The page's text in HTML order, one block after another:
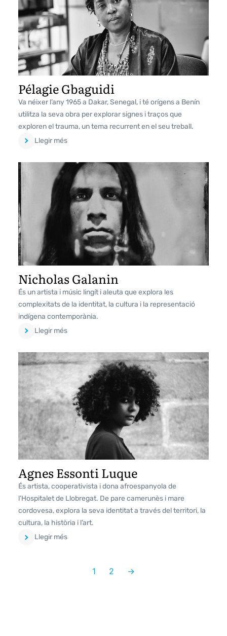
Pélagie Gbaguidi
Va néixer l’any 1965 a Dakar, Senegal, i té orígens a Benín
utilitza la seva obra per explorar signes i traços que
exploren el trauma, un tema recurrent en el seu treball.
Llegir més
Nicholas Galanin
És un artista i músic lingít i aleuta que explora les
complexitats de la identitat, la cultura i la representació
indígena contemporània.
Llegir més
Agnes Essonti Luque
És artista, cooperativista i dona afroespanyola de
l’Hospitalet de Llobregat. De pare camerunès i mare
cordovesa, explora la seva identitat a través del territori, la
cultura, la història i l’art.
Llegir més
1 2 →